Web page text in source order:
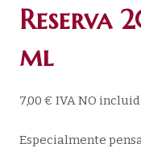
Reserva
ml
7,00€ IVA NO
Especialmente